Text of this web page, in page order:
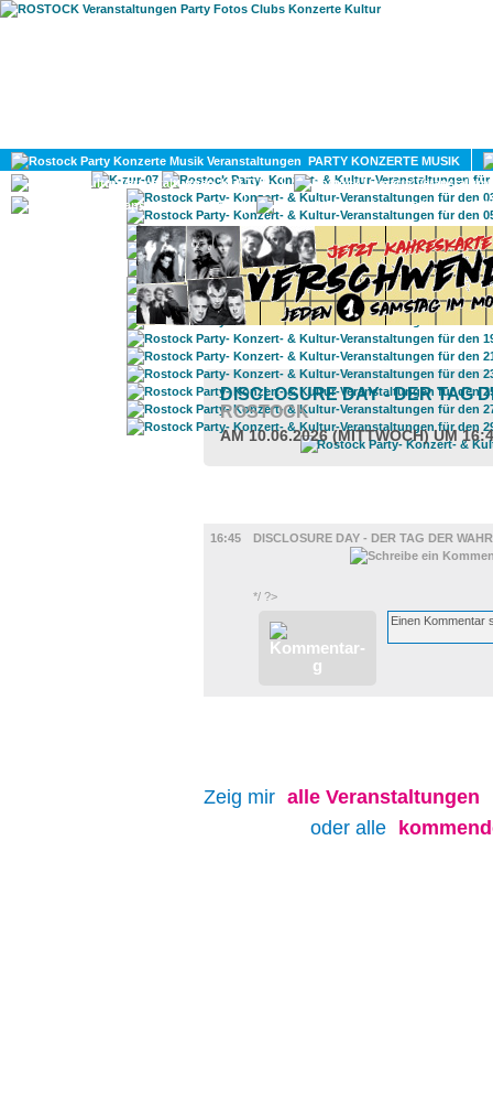
PARTY KONZERTE MUSIK
KULTUR
GAY
DISCLOSURE DAY - DER TAG
ROSTOCK
AM 10.06.2026 (MITTWOCH) UM
16:45
DISCLOSURE DAY - DER TAG DER
*/ ?>
Zeig mir alle Veranstaltungen
oder alle